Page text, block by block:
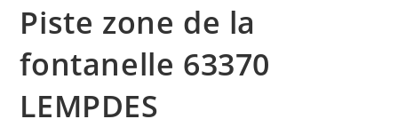
Piste zone de la
fontanelle 63370
LEMPDES